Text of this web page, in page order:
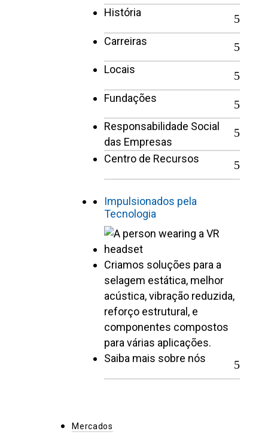
História
Carreiras
Locais
Fundações
Responsabilidade Social
das Empresas
Centro de Recursos
Impulsionados pela
Tecnologia
Criamos soluções para a
selagem estática, melhor
acústica, vibração reduzida,
reforço estrutural, e
componentes compostos
para várias aplicações.
Saiba mais sobre nós
Mercados